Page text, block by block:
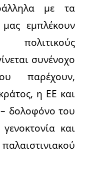
με τα
εμπλέκουν
πολιτικούς
συνένοχο
παρέχουν,
η ΕΕ και
δολοφόνο του
και